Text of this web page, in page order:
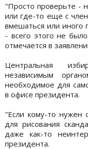
"Просто проверьте -
или где-то еще с
вмешаться или
- всего этого не
отмечается в
Центральная
независимым
необходимое для
в офисе президента.
"Если кому-то нужен
для рисования
даже как-то
президента.